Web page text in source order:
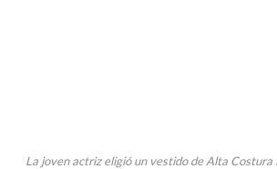
La joven actriz eligió un vestido de Alta